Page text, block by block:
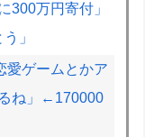
300万円寄付」
」
愛ゲームとかア
ね」←170000